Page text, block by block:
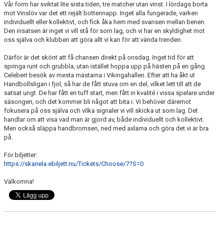
Vår form har sviktat lite sista tiden, tre matcher utan vinst. I lördags borta
mot Vinslöv var det ett rejält bottennapp. Inget alla fungerade, varken
individuellt eller kollektivt, och fick åka hem med svansen mellan benen.
Den insatsen är inget vi vill stå för som lag, och vi har en skyldighet mot
oss själva och klubben att göra allt vi kan för att vända trenden.
Därför är det skönt att få chansen direkt på onsdag. Inget tid för att
springa runt och grubbla, utan istället hoppa upp på hästen på en gång.
Celebert besök av mesta mästarna i Vikingahallen. Efter att ha åkt ut
Handbollsligan i fjol, så har de fått stuva om en del, vilket lett till att de
satsat ungt. De har fått en tuff start, men fått in kvalité i vissa spelare under
säsongen, och det kommer bli något att bita i. Vi behöver däremot
fokusera på oss själva och vilka signaler vi vill skicka ut som lag. Det
handlar om att visa vad man är gjord av, både individuellt och kollektivt.
Men också släppa handbromsen, ned med axlarna och göra det vi är bra
på.
För biljetter:
https://skanela.ebiljett.nu/Tickets/Choose/7?S=0
Välkomna!